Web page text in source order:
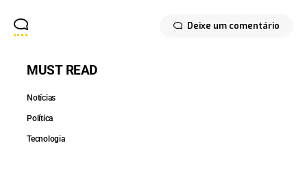
Deixe um comentário
MUST READ
Notícias
Política
Tecnologia